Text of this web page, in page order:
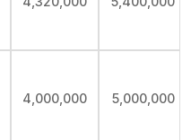
4,000,000 5,000,000